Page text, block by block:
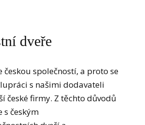
dveře
českou společností, a proto se
s našimi dodavateli
české firmy. Z těchto důvodů
s českým